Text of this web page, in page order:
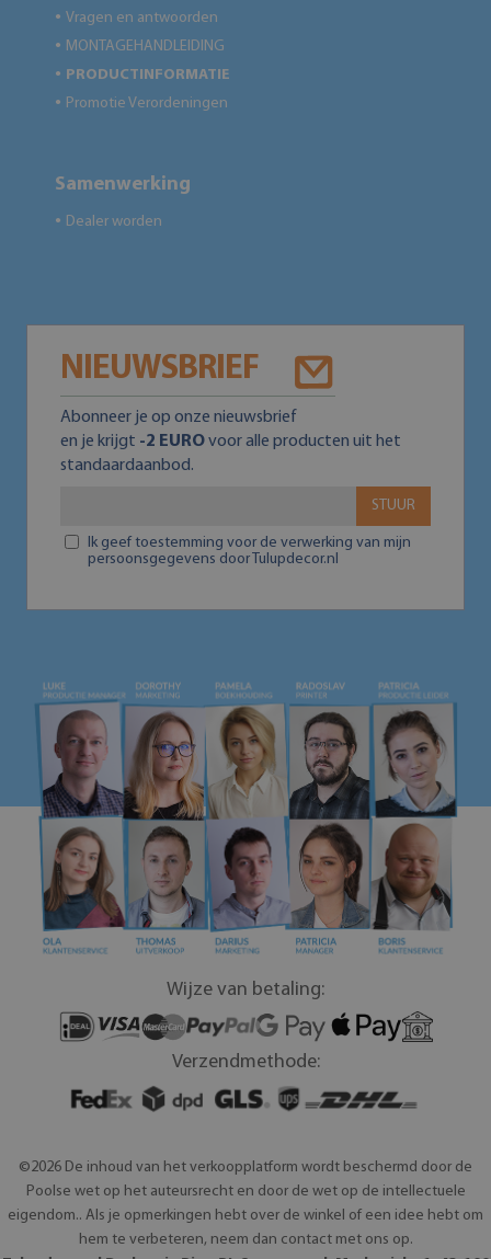
● Vragen en antwoorden
● MONTAGEHANDLEIDING
● PRODUCTINFORMATIE
● Promotie Verordeningen
Samenwerking
● Dealer worden
NIEUWSBRIEF
Abonneer je op onze nieuwsbrief
en je krijgt -2 EUROvoor alle producten uit het
standaardaanbod.
STUUR
Ik geef toestemming voor de verwerking van mijn
persoonsgegevens door Tulupdecor.nl
Wijze van betaling:
Verzendmethode:
©2026 De inhoud van het verkoopplatform wordt beschermd door de
Poolse wet op het auteursrecht en door de wet op de intellectuele
eigendom.. Als je opmerkingen hebt over de winkel of een idee hebt om
hem te verbeteren, neem dan contact met ons op.